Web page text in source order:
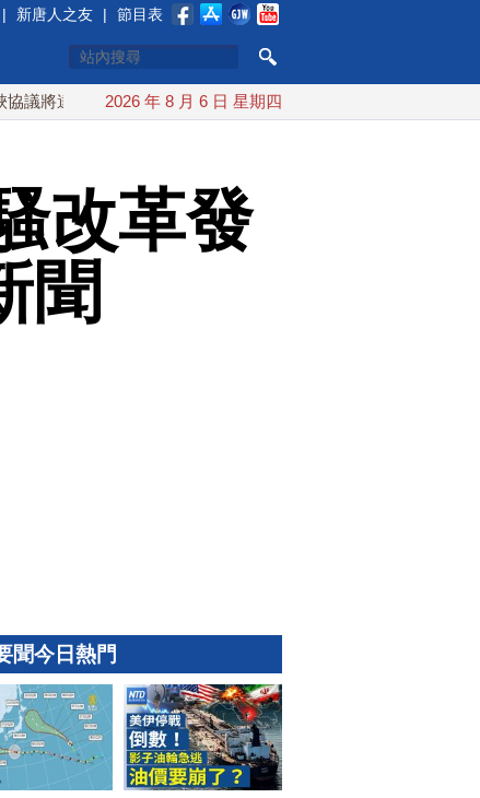
| 新唐人之友 | 節目表
成？伊朗傳不收通行費 配合漢光 總統賴清德親登雲豹前進
2026 年 8 月 6 日 星期四
改革發
聞
聞今日熱門